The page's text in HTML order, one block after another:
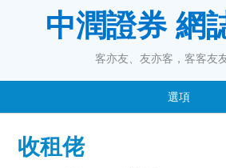
中潤證券 網
客亦友、友亦客，客客友
選項
收租佬